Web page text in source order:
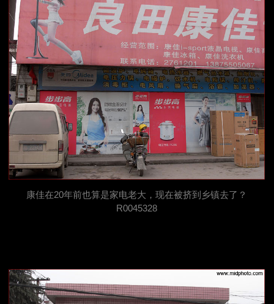
康佳在20年前也算是家电老大，现在被挤到乡镇去了？
R0045328